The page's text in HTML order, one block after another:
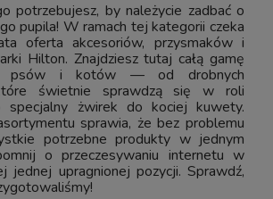
potrzebujesz, by należycie zadbać o
pupila! W ramach tej kategorii czeka
oferta akcesoriów, przysmaków i
Hilton. Znajdziesz tutaj całą gamę
psów i kotów — od drobnych
świetnie sprawdzą się w roli
specjalny żwirek do kociej kuwety.
sprawia, że bez problemu
potrzebne produkty w jednym
o przeczesywaniu internetu w
jednej upragnionej pozycji. Sprawdź,